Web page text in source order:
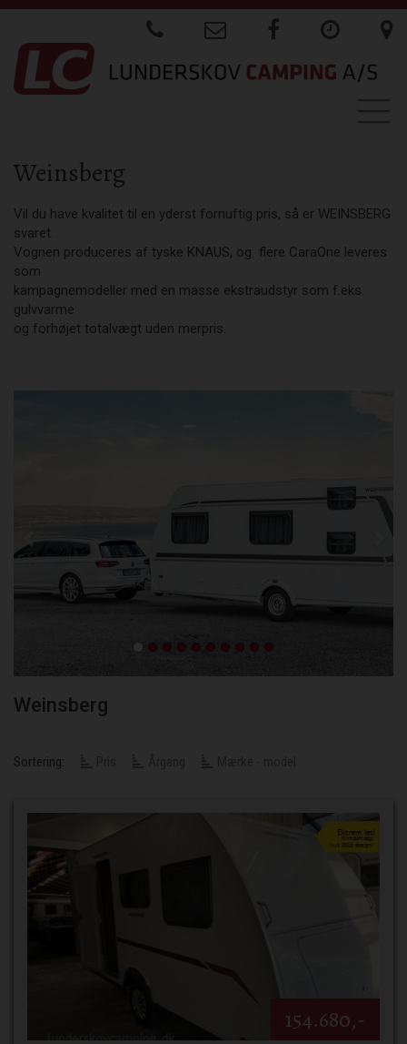
Weinsberg
Vil du have kvalitet til en yderst fornuftig pris, så er WEINSBERG
svaret.
Vognen produceres af tyske KNAUS, og flere CaraOne leveres
som
kampagnemodeller med en masse ekstraudstyr som f.eks.
gulvvarme
og forhøjet totalvægt uden merpris.
Weinsberg
Sortering:
154.680,-